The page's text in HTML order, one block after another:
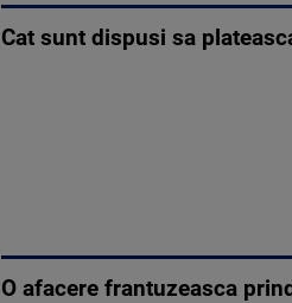
Cat sunt dispusi sa
O afacere frantuzeasca